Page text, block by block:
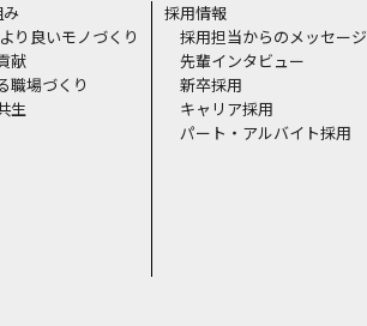
み
り良いモノづくり
献
職場づくり
生
採用情報
採用担当からのメッセージ
先輩インタビュー
新卒採用
キャリア採用
パート・アルバイト採用